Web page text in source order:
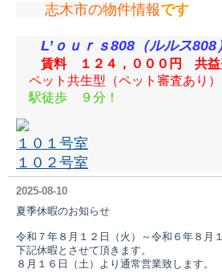
志木市の物件情報です
L’ｏｕｒｓ808（ルルス
賃料 １２４，０００円 共
ペット共生型 （ペット審査あり）
駅徒歩 ９分！
１０１号室
１０２号室
2025-08-10
夏季休暇のお知らせ
令和７年８月１２日（火）～令和６年８月
下記休暇とさせて頂きます。
８月１６日（土）より通常営業致します。